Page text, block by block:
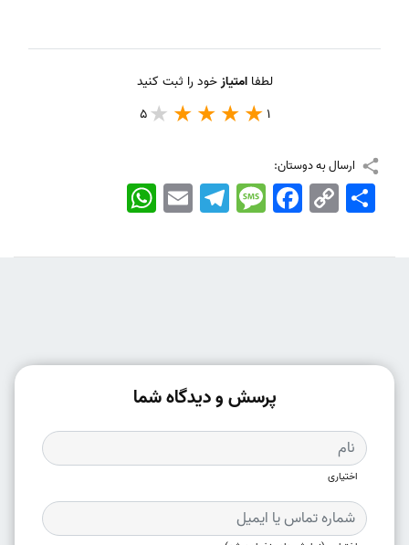
لطفاامتیازخود را ثبت کنید
1
5
ارسال به دوستان:
WhatsApp EmailTelegramMessageFacebook Copy
Link
اشتراک
پرسش و دیدگاه شما
اختیاری